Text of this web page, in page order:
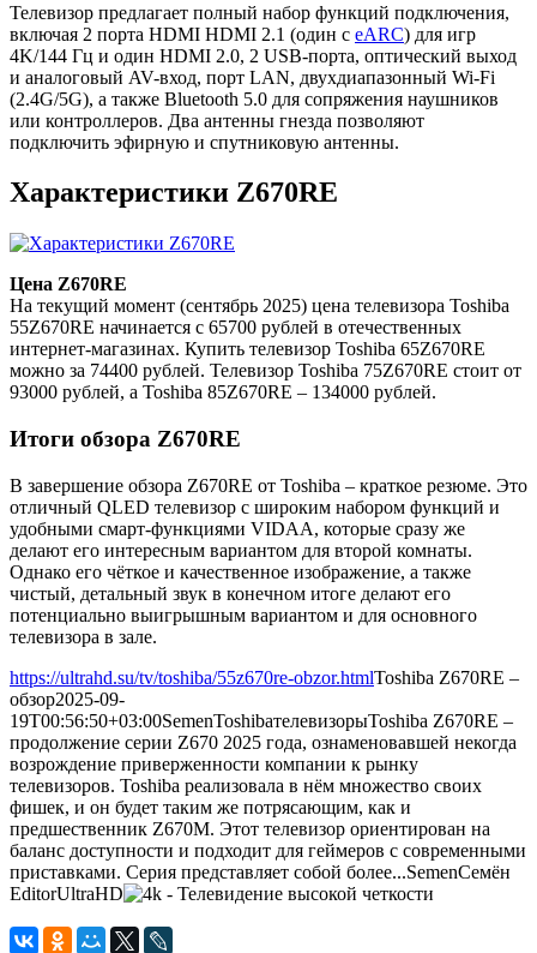
Телевизор предлагает полный набор функций подключения,
включая 2 порта HDMI HDMI 2.1 (один с eARC) для игр
4K/144 Гц и один HDMI 2.0, 2 USB-порта, оптический выход
и аналоговый AV-вход, порт LAN, двухдиапазонный Wi-Fi
(2.4G/5G), а также Bluetooth 5.0 для сопряжения наушников
или контроллеров. Два антенны гнезда позволяют
подключить эфирную и спутниковую антенны.
Характеристики Z670RE
Цена Z670RE
На текущий момент (сентябрь 2025) цена телевизора Toshiba
55Z670RE начинается с 65700 рублей в отечественных
интернет-магазинах. Купить телевизор Toshiba 65Z670RE
можно за 74400 рублей. Телевизор Toshiba 75Z670RE стоит от
93000 рублей, а Toshiba 85Z670RE – 134000 рублей.
Итоги обзора Z670RE
В завершение обзора Z670RE от Toshiba – краткое резюме. Это
отличный QLED телевизор с широким набором функций и
удобными смарт-функциями VIDAA, которые сразу же
делают его интересным вариантом для второй комнаты.
Однако его чёткое и качественное изображение, а также
чистый, детальный звук в конечном итоге делают его
потенциально выигрышным вариантом и для основного
телевизора в зале.
https://ultrahd.su/tv/toshiba/55z670re-obzor.htmlToshiba Z670RE –
обзор2025-09-
19T00:56:50+03:00SemenToshibaтелевизорыToshiba Z670RE –
продолжение серии Z670 2025 года, ознаменовавшей некогда
возрождение приверженности компании к рынку
телевизоров. Toshiba реализовала в нём множество своих
фишек, и он будет таким же потрясающим, как и
предшественник Z670M. Этот телевизор ориентирован на
баланс доступности и подходит для геймеров с современными
приставками. Серия представляет собой более...SemenСемён
EditorUltraHD